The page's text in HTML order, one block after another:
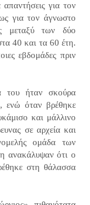
για τον
για τον άγνωστο
μεταξύ των δύο
40 και τα 60 έτη.
εβδομάδες πριν
του ήταν σκούρα
ενώ όταν βρέθηκε
και μάλλινο
σε αρχεία και
ομάδα των
ανακάλυψαν ότι ο
στη θάλασσα